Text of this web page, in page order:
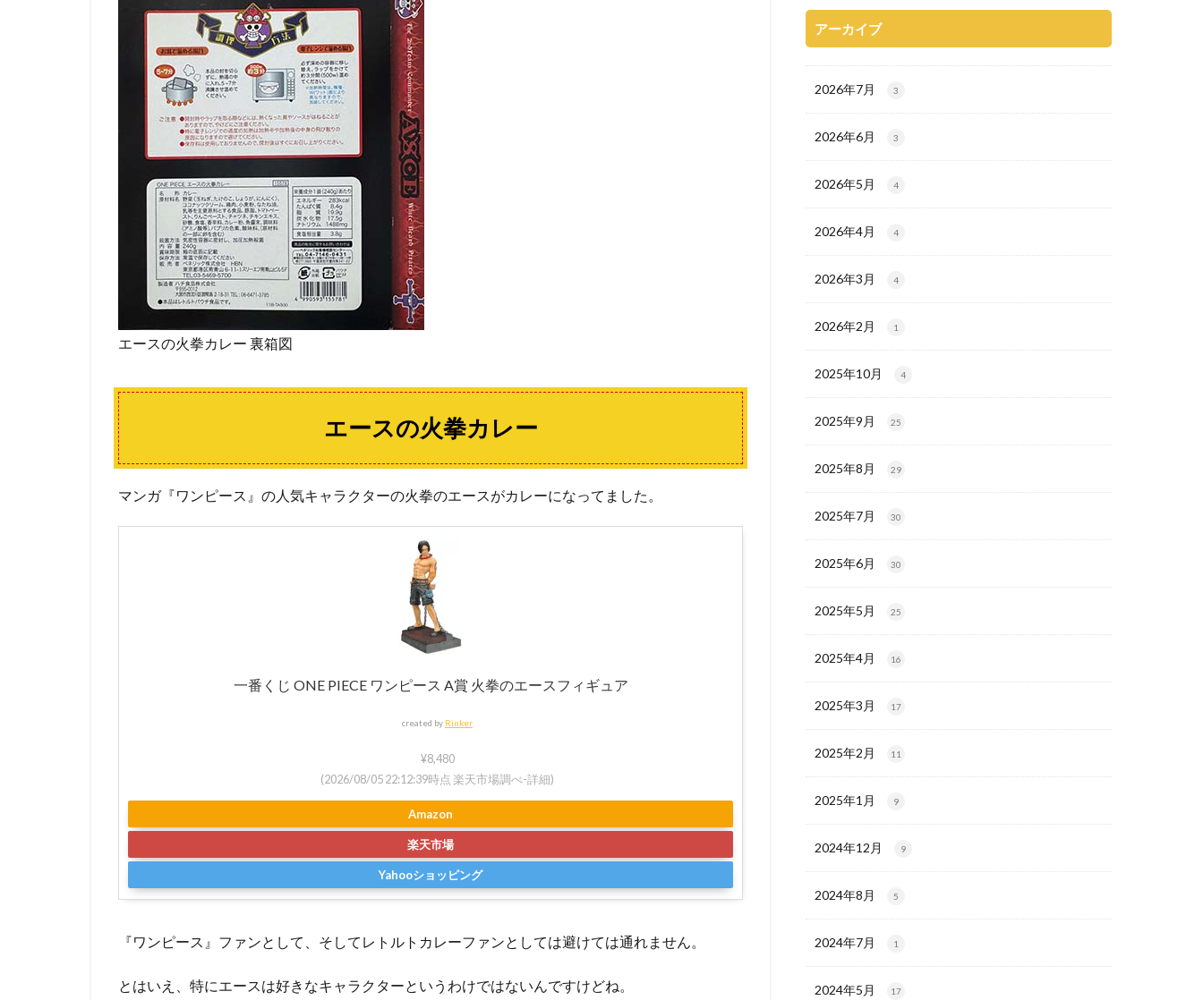
エースの火拳カレー 裏箱図
エースの火拳カレー
マンガ『ワンピース』の人気キャラクターの火拳のエースがカレーになってました。
一番くじ ONE PIECE ワンピース A賞 火拳のエースフィギュア
created by Rinker
¥8,480
(2026/08/05 22:12:39時点 楽天市場調べ-詳細)
Amazon
楽天市場
Yahooショッピング
『ワンピース』ファンとして、そしてレトルトカレーファンとしては避けては通れません。
とはいえ、特にエースは好きなキャラクターというわけではないんですけどね。
アーカイブ
2026年7月 3
2026年6月 3
2026年5月 4
2026年4月 4
2026年3月 4
2026年2月 1
2025年10月 4
2025年9月 25
2025年8月 29
2025年7月 30
2025年6月 30
2025年5月 25
2025年4月 16
2025年3月 17
2025年2月 11
2025年1月 9
2024年12月 9
2024年8月 5
2024年7月 1
2024年5月 17